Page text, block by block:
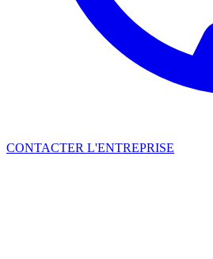
CONTACTER L'ENTREPRISE